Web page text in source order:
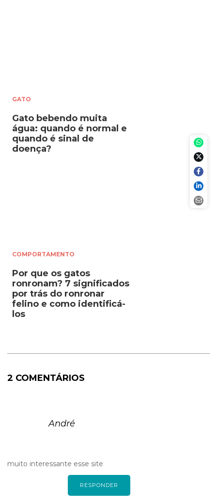
GATO
Gato bebendo muita
água: quando é normal e
quando é sinal de
doença?
COMPORTAMENTO
Por que os gatos
ronronam? 7 significados
por trás do ronronar
felino e como identificá-
los
2 COMENTÁRIOS
André
muito interessante esse site
RESPONDER